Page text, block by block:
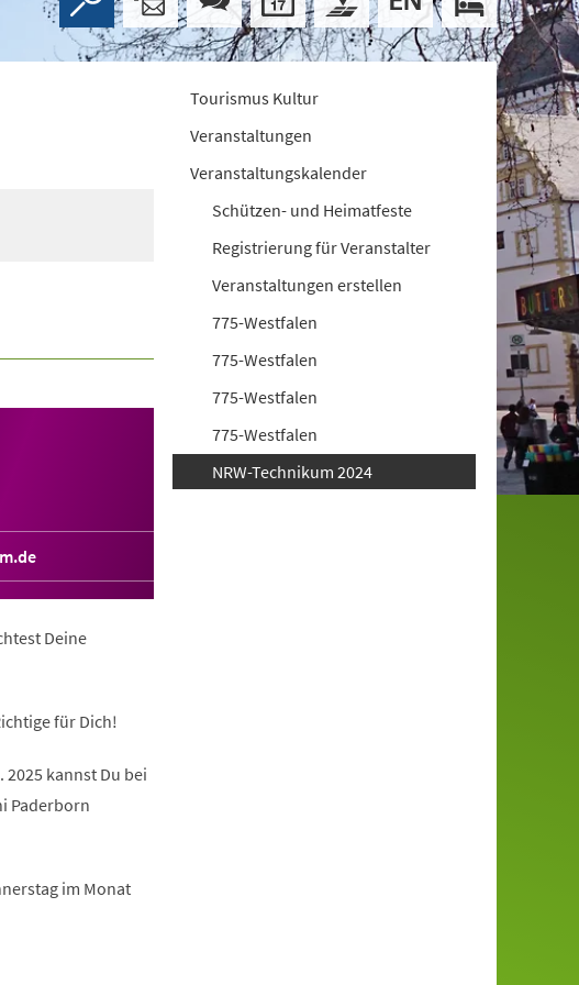
Deine
für Dich!
kannst Du bei
Paderborn
im Monat
Tourismus Kultur
Veranstaltungen
Veranstaltungskalender
Schützen- und Heimatfeste
Registrierung für Veranstalter
Veranstaltungen erstellen
775-Westfalen
775-Westfalen
775-Westfalen
775-Westfalen
NRW-Technikum 2024